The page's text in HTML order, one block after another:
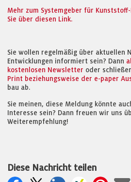
Mehr zum Systemgeber für
Sie über diesen Link.
Sie wollen regelmäßig über aktuellen
Entwicklungen informiert sein? Dann
kostenlosen Newsletter oder
Print beziehungsweise der e-paper
bau ab.
Sie meinen, diese Meldung könnte
Interesse sein? Dann freuen wir uns
Weiterempfehlung!
Diese Nachricht teilen